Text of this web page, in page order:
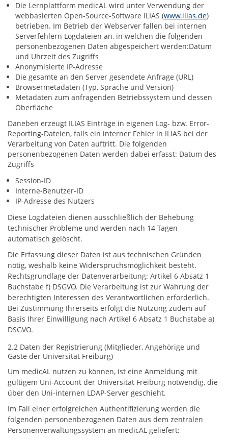
Die Lernplattform medicAL wird unter Verwendung der
webbasierten Open-Source-Software ILIAS (www.ilias.de)
betrieben. Im Betrieb der Webserver fallen bei internen
Serverfehlern Logdateien an, in welchen die folgenden
personenbezogenen Daten abgespeichert werden:Datum
und Uhrzeit des Zugriffs
Anonymisierte IP-Adresse
Die gesamte an den Server gesendete Anfrage (URL)
Browsermetadaten (Typ, Sprache und Version)
Metadaten zum anfragenden Betriebssystem und dessen
Oberfläche
Daneben erzeugt ILIAS Einträge in eigenen Log- bzw. Error-
Reporting-Dateien, falls ein interner Fehler in ILIAS bei der
Verarbeitung von Daten auftritt. Die folgenden
personenbezogenen Daten werden dabei erfasst: Datum des
Zugriffs
Session-ID
Interne-Benutzer-ID
IP-Adresse des Nutzers
Diese Logdateien dienen ausschließlich der Behebung
technischer Probleme und werden nach 14 Tagen
automatisch gelöscht.
Die Erfassung dieser Daten ist aus technischen Gründen
nötig, weshalb keine Widerspruchsmöglichkeit besteht.
Rechtsgrundlage der Datenverarbeitung: Artikel 6 Absatz 1
Buchstabe f) DSGVO. Die Verarbeitung ist zur Wahrung der
berechtigten Interessen des Verantwortlichen erforderlich.
Bei Zustimmung Ihrerseits erfolgt die Nutzung zudem auf
Basis Ihrer Einwilligung nach Artikel 6 Absatz 1 Buchstabe a)
DSGVO.
2.2 Daten der Registrierung (Mitglieder, Angehörige und
Gäste der Universität Freiburg)
Um medicAL nutzen zu können, ist eine Anmeldung mit
gültigem Uni-Account der Universität Freiburg notwendig, die
über den Uni-internen LDAP-Server geschieht.
Im Fall einer erfolgreichen Authentifizierung werden die
folgenden personenbezogenen Daten aus dem zentralen
Personenverwaltungssystem an medicAL geliefert: